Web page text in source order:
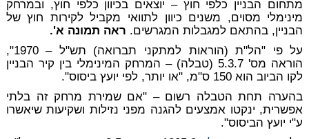
מתחום הבניין כלפי חוץ – יוצאים בכיוון כלפי חוץ, ובמרחק
מינימלי מסוים, משנים כיוון לתוואי מקביל לקירות חוץ של
הבניין, בהתאם למגבלות המגרשים. ראה תמונה א'.
על פי "הל"ת (הוראות למתקני תברואה) תש"ל – 1970",
הוראה מס' 5.3.7 (טבלה) – המרחק המינימלי בין קיר הבניין
לקו הביוב הוא 150 ס"מ, "
או יותר, לפי יועץ ביסוס".
בהערה תחת הטבלה רשום – "אם שמירת מרחק זה בלתי
אפשרית, ינקטו אמצעים להגנה מפני נזילות ושקיעות שיאשרו
ע"י יועץ הביסוס".